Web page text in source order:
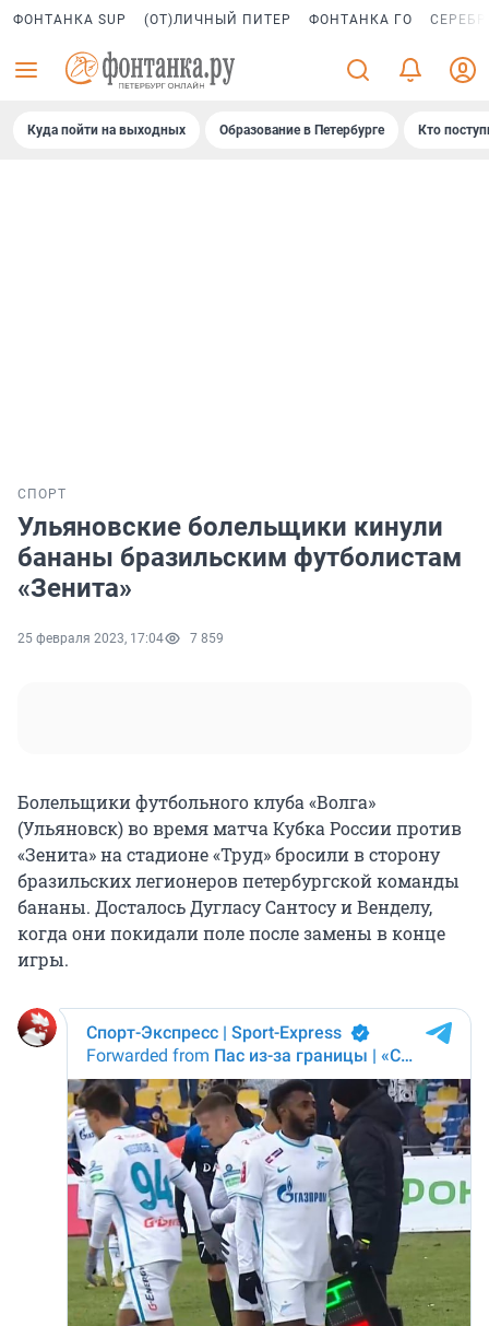
ФОНТАНКА SUP (ОТ)ЛИЧНЫЙ ПИТЕР ФОНТАНКА ГО
Куда пойти на выходных Образование в Петербурге Кто
СПОРТ
Ульяновские болельщики кинули
бананы бразильским футболистам
«Зенита»
25 февраля 2023, 17:04 7 859
Болельщики футбольного клуба «Волга»
(Ульяновск) во время матча Кубка России против
«Зенита» на стадионе «Труд» бросили в сторону
бразильских легионеров петербургской команды
бананы. Досталось Дугласу Сантосу и Венделу,
когда они покидали поле после замены в конце
игры.